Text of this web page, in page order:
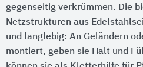
gegenseitig verkrümmen. Die
Netzstrukturen aus
und langlebig: An Geländern
montiert, geben sie Halt und